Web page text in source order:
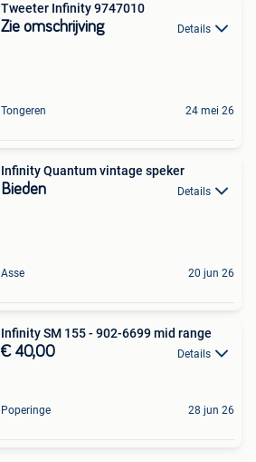
Tweeter Infinity 9747010
Zie omschrijving Details
Tongeren 24 mei 26
Infinity Quantum vintage speker
Bieden Details
Asse 20 jun 26
Infinity SM 155 - 902-6699 mid range
€ 40,00 Details
Poperinge 28 jun 26